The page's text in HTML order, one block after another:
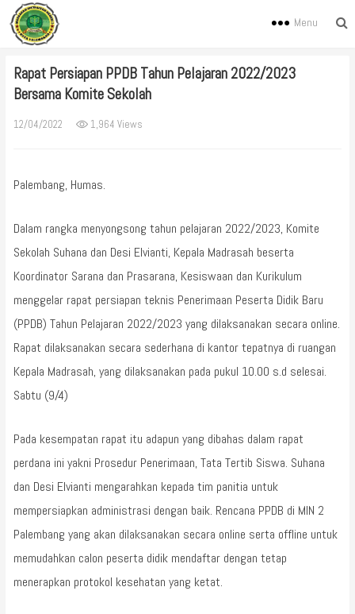
Menu
Rapat Persiapan PPDB Tahun Pelajaran 2022/2023
Bersama Komite Sekolah
12/04/2022 1,964 Views
Palembang, Humas.
Dalam rangka menyongsong tahun pelajaran 2022/2023, Komite
Sekolah Suhana dan Desi Elvianti, Kepala Madrasah beserta
Koordinator Sarana dan Prasarana, Kesiswaan dan Kurikulum
menggelar rapat persiapan teknis Penerimaan Peserta Didik Baru
(PPDB) Tahun Pelajaran 2022/2023 yang dilaksanakan secara online.
Rapat dilaksanakan secara sederhana di kantor tepatnya di ruangan
Kepala Madrasah, yang dilaksanakan pada pukul 10.00 s.d selesai.
Sabtu (9/4)
Pada kesempatan rapat itu adapun yang dibahas dalam rapat
perdana ini yakni Prosedur Penerimaan, Tata Tertib Siswa. Suhana
dan Desi Elvianti mengarahkan kepada tim panitia untuk
mempersiapkan administrasi dengan baik. Rencana PPDB di MIN 2
Palembang yang akan dilaksanakan secara online serta offline untuk
memudahkan calon peserta didik mendaftar dengan tetap
menerapkan protokol kesehatan yang ketat.